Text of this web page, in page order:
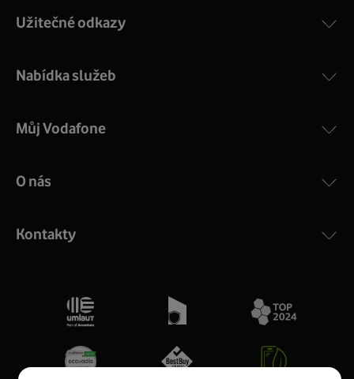
Užitečné odkazy
Nabídka služeb
Můj Vodafone
O nás
Kontakty